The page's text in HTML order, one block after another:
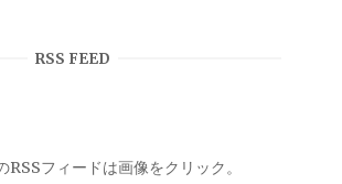
RSS FEED
フィードは画像をクリック。